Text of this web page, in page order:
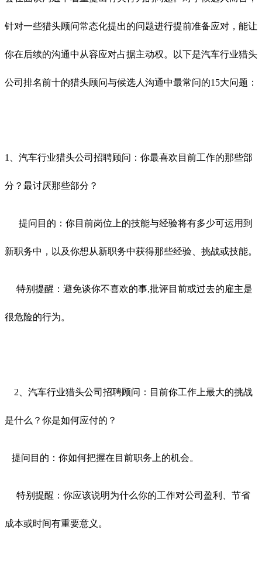
针对一些猎头顾问常态化提出的问题进行提前准备应对，能让
你在后续的沟通中从容应对占据主动权。以下是汽车行业猎头
公司排名前十的猎头顾问与候选人沟通中最常问的15大问题：
1、汽车行业猎头公司招聘顾问：你最喜欢目前工作的那些部
分？最讨厌那些部分？
提问目的：你目前岗位上的技能与经验将有多少可运用到
新职务中，以及你想从新职务中获得那些经验、挑战或技能。
特别提醒：避免谈你不喜欢的事,批评目前或过去的雇主是
很危险的行为。
2、汽车行业猎头公司招聘顾问：目前你工作上最大的挑战
是什么？你是如何应付的？
提问目的：你如何把握在目前职务上的机会。
特别提醒：你应该说明为什么你的工作对公司盈利、节省
成本或时间有重要意义。